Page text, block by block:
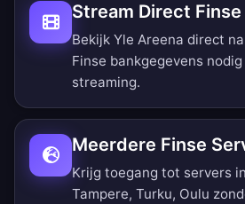
Stream Direct
Bekijk Yle Areena direct
Finse bankgegevens
streaming.
Meerdere Finse
Krijg toegang tot servers
Tampere, Turku, Oulu